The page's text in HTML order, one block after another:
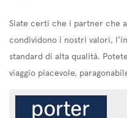
Siate certi che i partner che
condividono i nostri valori,
standard di alta qualità.
viaggio piacevole,